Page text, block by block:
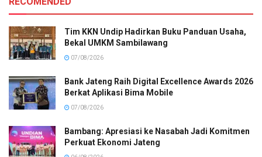
Tim KKN Undip Hadirkan Buku Panduan Usaha,
Bekal UMKM Sambilawang
07/08/2026
Bank Jateng Raih Digital Excellence Awards 2026
Berkat Aplikasi Bima Mobile
07/08/2026
Bambang: Apresiasi ke Nasabah Jadi Komitmen
Perkuat Ekonomi Jateng